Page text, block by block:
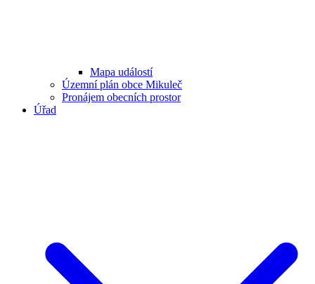
Mapa událostí
Územní plán obce Mikuleč
Pronájem obecních prostor
Úřad